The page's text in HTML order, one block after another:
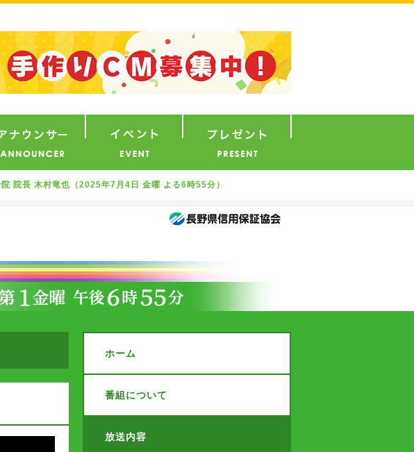
院長 木村竜也（2025年7月4日 金曜 よる6時55分）
ホーム
番組について
放送内容